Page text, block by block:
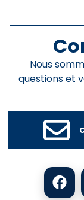
Nous
questions et